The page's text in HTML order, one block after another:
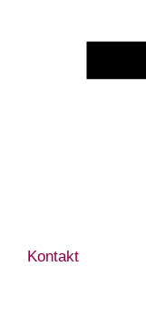
Kontakt